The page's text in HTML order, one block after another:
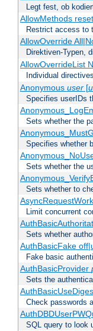
Legt fest, ob
AllowMethods
Restrict access to
AllowOverride
Direktiven-Typen,
AllowOverrideList
Individual
Anonymous user[
Specifies userIDs
Sets whether the
Specifies whether
Sets whether the
Sets whether to
Limit concurrent
Sets whether
AuthBasicFake
Fake basic
AuthBasicProvider
Sets the
Check passwords
SQL query to look